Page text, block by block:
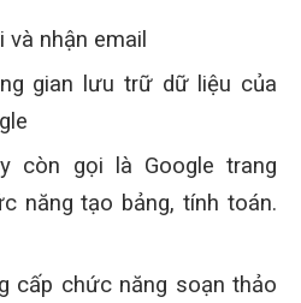
và nhận email
gian lưu trữ dữ liệu của
còn gọi là Google trang
năng tạo bảng, tính toán.
cấp chức năng soạn thảo